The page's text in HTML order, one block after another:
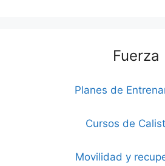
Fuerza
Planes de
Cursos de
Movilidad y